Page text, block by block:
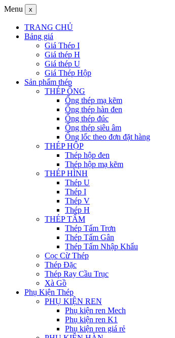
Menu x
TRANG CHỦ
Bảng giá
Giá Thép I
Giá thép H
Giá thép U
Giá Thép Hộp
Sản phẩm thép
THÉP ỐNG
Ống thép mạ kẽm
Ống thép hàn đen
Ống thép đúc
Ống thép siêu âm
Ống lốc theo đơn đặt hàng
THÉP HỘP
Thép hộp đen
Thép hộp mạ kẽm
THÉP HÌNH
Thép U
Thép I
Thép V
Thép H
THÉP TẤM
Thép Tấm Trơn
Thép Tấm Gân
Thép Tấm Nhập Khẩu
Cọc Cừ Thép
Thép Đặc
Thép Ray Cầu Trục
Xà Gồ
Phụ Kiện Thép
PHỤ KIỆN REN
Phụ kiện ren Mech
Phụ kiện ren K1
Phụ kiện ren giá rẻ